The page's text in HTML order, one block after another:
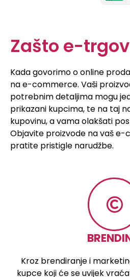
Zašto e-
Kada govorimo o online
na e-commerce. Vaši
potrebnim detaljima mogu
prikazani kupcima, te na taj
kupovinu, a vama olakšati
Objavite proizvode na vaš e-
pratite pristigle narudžbe.
Kroz brendiranje i
kupce koji će se uvijek